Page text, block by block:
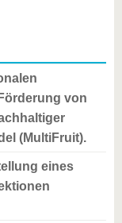
an der
BTU
Innovative
Transferprojekte
Lernen
kennen
Region
von
(MultiFruit).
eines